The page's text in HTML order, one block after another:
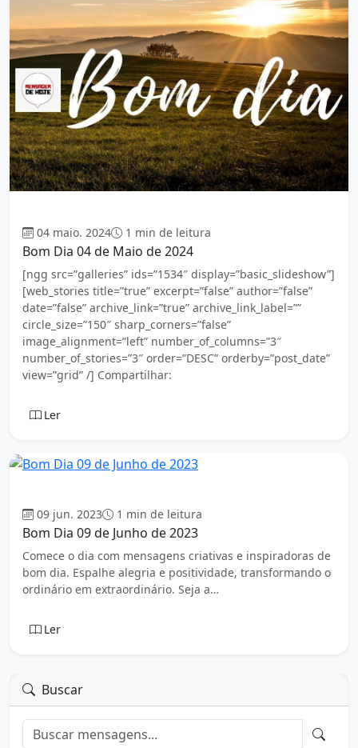
04 maio. 2024 1 min de leitura
Bom Dia 04 de Maio de 2024
[ngg src=”galleries” ids=”1534″ display=”basic_slideshow”]
[web_stories title=”true” excerpt=”false” author=”false”
date=”false” archive_link=”true” archive_link_label=””
circle_size=”150″ sharp_corners=”false”
image_alignment=”left” number_of_columns=”3″
number_of_stories=”3″ order=”DESC” orderby=”post_date”
view=”grid” /] Compartilhar:
Ler
09 jun. 2023 1 min de leitura
Bom Dia 09 de Junho de 2023
Comece o dia com mensagens criativas e inspiradoras de
bom dia. Espalhe alegria e positividade, transformando o
ordinário em extraordinário. Seja a…
Ler
Buscar